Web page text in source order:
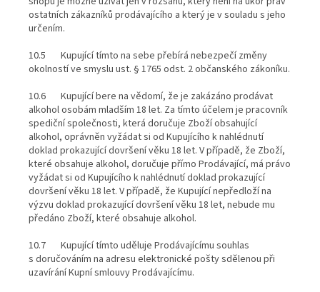
ostatních zákazníků prodávajícího a který je v souladu s jeho
určením.
10.5 Kupující tímto na sebe přebírá nebezpečí změny
okolností ve smyslu ust. § 1765 odst. 2 občanského zákoníku.
10.6 Kupující bere na vědomí, že je zakázáno prodávat
alkohol osobám mladším 18 let. Za tímto účelem je pracovník
spediční společnosti, která doručuje Zboží obsahující
alkohol, oprávněn vyžádat si od Kupujícího k nahlédnutí
doklad prokazující dovršení věku 18 let. V případě, že Zboží,
které obsahuje alkohol, doručuje přímo Prodávající, má právo
vyžádat si od Kupujícího k nahlédnutí doklad prokazující
dovršení věku 18 let. V případě, že Kupující nepředloží na
výzvu doklad prokazující dovršení věku 18 let, nebude mu
předáno Zboží, které obsahuje alkohol.
10.7 Kupující tímto uděluje Prodávajícímu souhlas
s doručováním na adresu elektronické pošty sdělenou při
uzavírání Kupní smlouvy Prodávajícímu.